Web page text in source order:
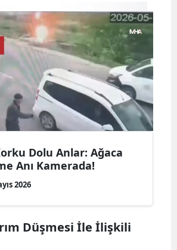
Dolu Anlar: Ağaca
Anı Kamerada!
2026
Düşmesi İle İlişkili